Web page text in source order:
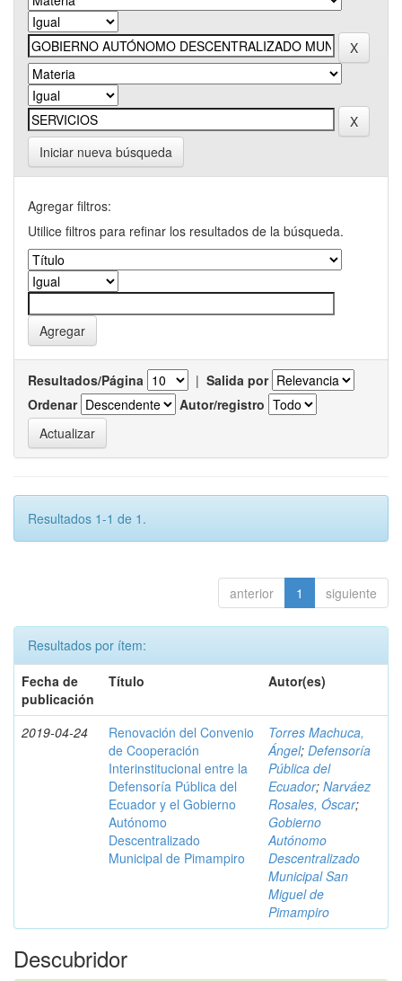
Iniciar nueva búsqueda
Agregar filtros:
Utilice filtros para refinar los resultados de la búsqueda.
Resultados/Página | Salida por
Ordenar
Autor/registro
Resultados 1-1 de 1.
anterior 1 siguiente
Resultados por ítem:
Fecha de
publicación
Título Autor(es)
2019-04-24
Renovación del Convenio
de Cooperación
Interinstitucional entre la
Defensoría Pública del
Ecuador y el Gobierno
Autónomo
Descentralizado
Municipal de Pimampiro
Torres Machuca,
Ángel; Defensoría
Pública del
Ecuador; Narváez
Rosales, Óscar;
Gobierno
Autónomo
Descentralizado
Municipal San
Miguel de
Pimampiro
Descubridor